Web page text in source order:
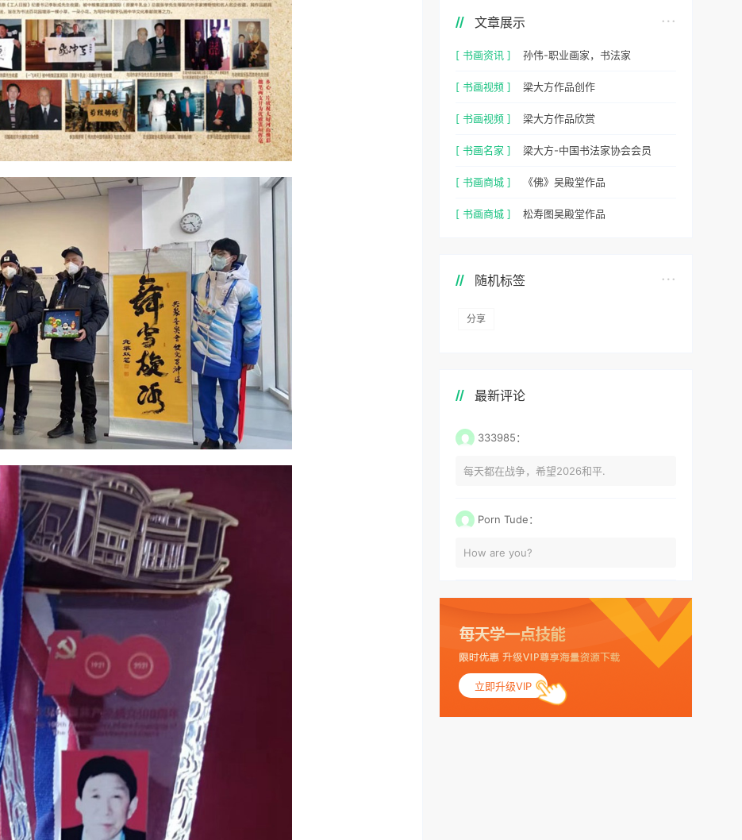
文章展示
[ 书画资讯 ] 孙伟-职业画家，书法家
[ 书画视频 ] 梁大方作品创作
[ 书画视频 ] 梁大方作品欣赏
[ 书画名家 ] 梁大方-中国书法家协会会员
[ 书画商城 ] 《佛》吴殿堂作品
[ 书画商城 ] 松寿图吴殿堂作品
随机标签
分享
最新评论
333985：
每天都在战争，希望2026和平.
Porn Tude：
How are you?
立即升级VIP